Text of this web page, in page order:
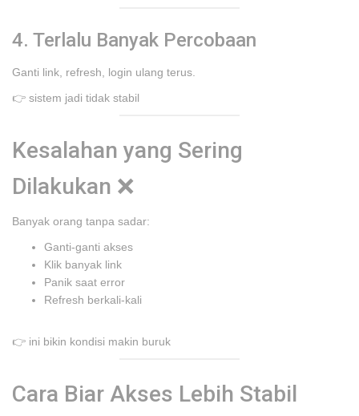
4. Terlalu Banyak Percobaan
Ganti link, refresh, login ulang terus.
👉 sistem jadi tidak stabil
Kesalahan yang Sering
Dilakukan ❌
Banyak orang tanpa sadar:
Ganti-ganti akses
Klik banyak link
Panik saat error
Refresh berkali-kali
👉 ini bikin kondisi makin buruk
Cara Biar Akses Lebih Stabil